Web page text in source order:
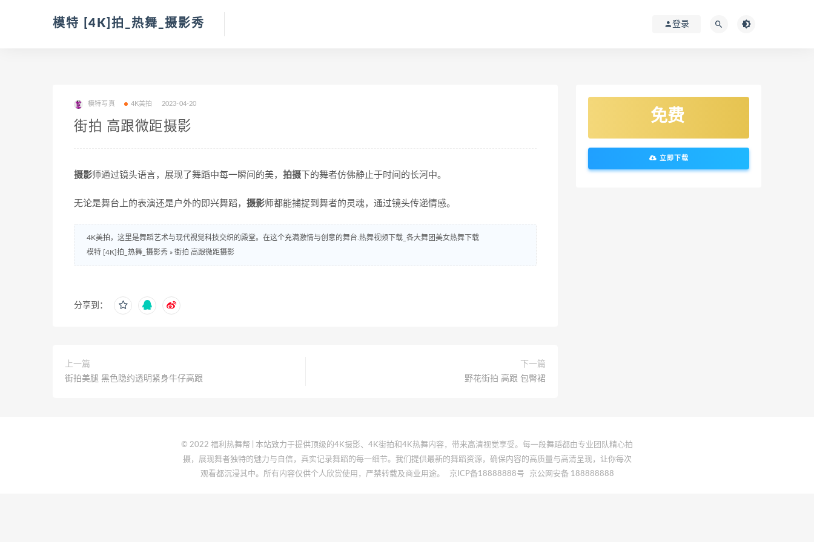
模特 [4K]拍_热舞_摄影秀 登录
模特写真 4K美拍 2023-04-20
街拍 高跟微距摄影
摄影师通过镜头语言，展现了舞蹈中每一瞬间的美， 拍摄 下的舞者仿佛静止于时间的长河中。
无论是舞台上的表演还是户外的即兴舞蹈， 摄影师都能捕捉到舞者的灵魂，通过镜头传递情感。
4K美拍，这里是舞蹈艺术与现代视觉科技交织的殿堂。在这个充满激情与创意的舞台.热舞视频下载_各大舞团美女热舞下载
模特 [4K]拍_热舞_摄影秀 » 街拍 高跟微距摄影
分享到：
上一篇
街拍美腿 黑色隐约透明紧身牛仔高跟
下一篇
野花街拍 高跟 包臀裙
免费
立即下载
© 2022 福利热舞帮 | 本站致力于提供顶级的4K摄影、4K街拍和4K热舞内容，带来高清视觉享受。每一段舞蹈都由专业团队精心拍
摄，展现舞者独特的魅力与自信，真实记录舞蹈的每一细节。我们提供最新的舞蹈资源，确保内容的高质量与高清呈现，让你每次
观看都沉浸其中。所有内容仅供个人欣赏使用，严禁转载及商业用途。
京ICP备18888888号 京公网安备 188888888